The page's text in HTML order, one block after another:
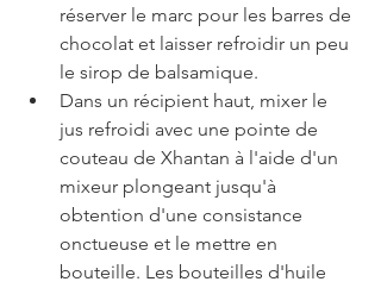
réserver le marc pour les barres de
chocolat et laisser refroidir un peu
le sirop de balsamique.
Dans un récipient haut, mixer le
jus refroidi avec une pointe de
couteau de Xhantan à l'aide d'un
mixeur plongeant jusqu'à
obtention d'une consistance
onctueuse et le mettre en
bouteille. Les bouteilles d'huile